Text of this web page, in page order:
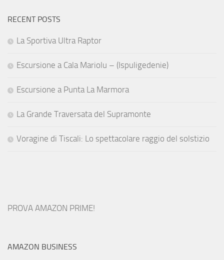
RECENT POSTS
La Sportiva Ultra Raptor
Escursione a Cala Mariolu – (Ispuligedenie)
Escursione a Punta La Marmora
La Grande Traversata del Supramonte
Voragine di Tiscali: Lo spettacolare raggio del solstizio
PROVA AMAZON PRIME!
AMAZON BUSINESS